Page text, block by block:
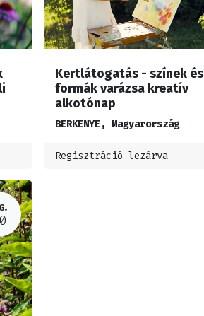
Kertlátogatás - színek és
formák varázsa kreatív
alkotónap
BERKENYE, Magyarország
Regisztráció lezárva